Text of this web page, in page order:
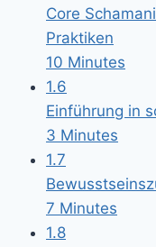
Core
Praktiken
10 Minutes
1.6
Einführung in
3 Minutes
1.7
7 Minutes
1.8